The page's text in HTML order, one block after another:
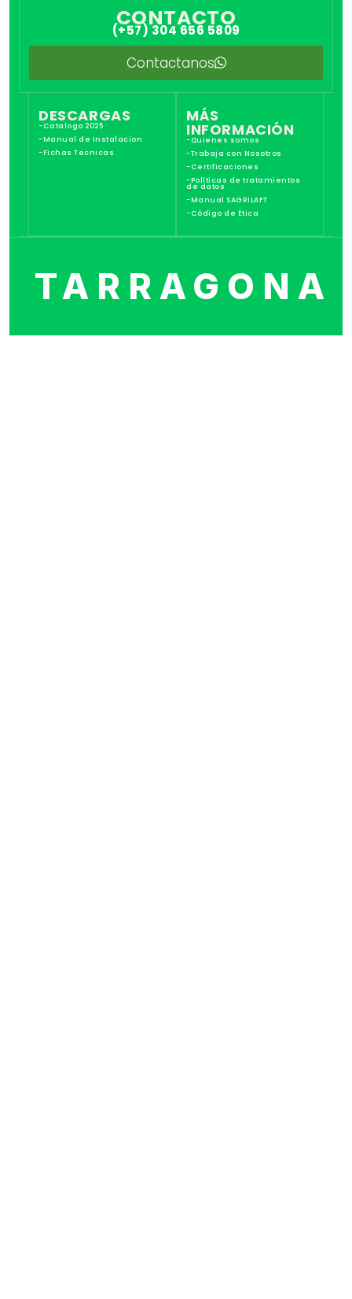
CONTACTO
(+57) 304 656 5809
Contactanos
DESCARGAS
-Catalogo 2025
-Manual de Instalacion
-Fichas Tecnicas
MÁS
INFORMACIÓN
-Quienes somos
-Trabaja con Nosotros
-Certificaciones
-Políticas de tratamientos
de datos
-Manual SAGRILAFT
-Código de Ética
TARRAGONA